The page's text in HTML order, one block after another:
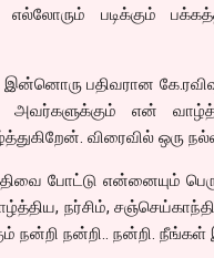
படிக்கும்
இன்னொரு பதிவரான
அவர்களுக்கும் என்
விரைவில் ஒரு
போட்டு என்னையும்
நர்சிம்,
நன்றி நன்றி.. நன்றி.